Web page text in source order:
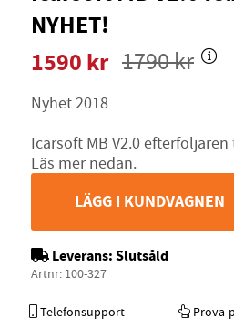
NYHET!
1790kr
1590 kr
Nyhet 2018
Icarsoft MB V2.0
Läs mer nedan.
LÄGG I KUNDVAGNEN
Leverans:Slutsåld
Artnr: 100-327
Telefonsupport Prova-